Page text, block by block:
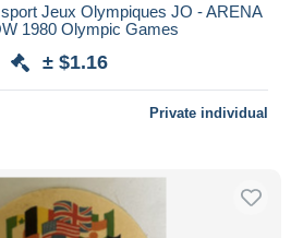
Jeux Olympiques JO - ARENA
1980 Olympic Games
± $1.16
Private individual